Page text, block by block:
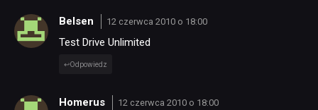
Belsen 12 czerwca 2010 o 18:00
Test Drive Unlimited
Odpowiedz
Homerus 12 czerwca 2010 o 18:00